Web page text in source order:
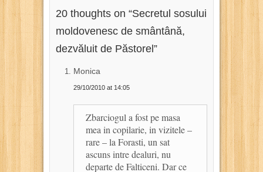
20 thoughts on “Secretul sosului
moldovenesc de smântână,
dezvăluit de Păstorel ”
Monica
29/10/2010 at 14:05
Zbarciogul a fost pe masa
mea in copilarie, in vizitele –
rare – la Forasti, un sat
ascuns intre dealuri, nu
departe de Falticeni. Dar ce